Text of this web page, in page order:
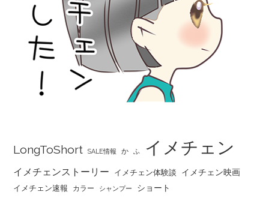
LongToShort SALE情報 か ふ イメチェン
イメチェンストーリー イメチェン体験談 イメチェン映画
イメチェン速報 カラー シャンプー ショート